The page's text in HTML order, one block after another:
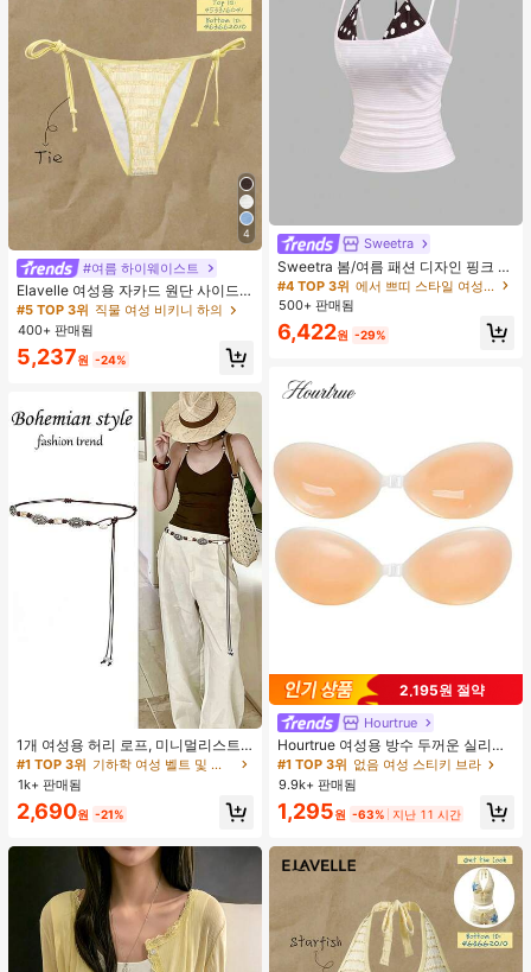
4
#여름 하이웨이스트
Elavelle 여성용 자카드 원단 사이드
타이 비키니 하의, 봄/여름
#5 TOP 3위 직물 여성 비키니 하의
400+ 판매됨
5,237원 -24%
1개 여성용 허리 로프, 미니멀리스트
보헤미안 패션 매듭 허리 벨트, 드레
스, 캐주얼 팬츠와 함께 일상 착용에
적합한 장식용 허리 액세서리
거의 매진!
#1 TOP 3위
기하학 여성 벨트 및 벨트 액세서리
거의 매진!
#1 TOP 3위
기하학 여성 벨트 및 벨트 액세서리
거의 매진!
#1 TOP 3위
1k+ 판매됨
2,690원 -21%
Sweetra
Sweetra 봄/여름 패션 디자인 핑크 스
트라이프 브라운 폴카 도트 스파게티
스트랩 2 In 1 스위트 걸리시 비치 로
맨틱 휴가 스타일 여성용 캐미 탱크 탑
#4 TOP 3위
에서 쁘띠 스타일 여성 상의, 블라우스 & 티
500+ 판매됨
6,422원 -29%
2,195원 절약
Hourtrue
Hourtrue 여성용 방수 두꺼운 실리콘
가슴 페탈, 작은 가슴 리프트업 & 푸시
인용, 웨딩 촬영 및 들러리용
#1 TOP 3위 없음 여성 스티키 브라
9.9k+ 판매됨
1,295원 -63% 지난 11 시간